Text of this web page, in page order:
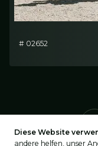
# 02652
Diese Website
andere helfen, unser